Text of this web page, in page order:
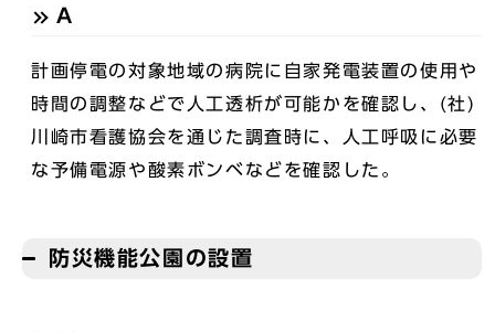
A
計画停電の対象地域の病院に自家発電装置の使用や
時間の調整などで人工透析が可能かを確認し、(社)
川崎市看護協会を通じた調査時に、人工呼吸に必要
な予備電源や酸素ボンベなどを確認した。
防災機能公園の設置